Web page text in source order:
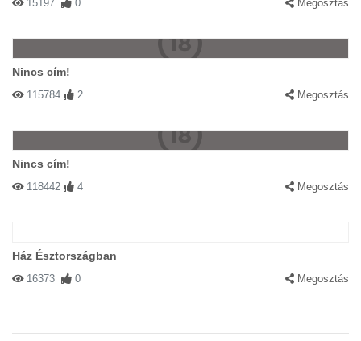
15197 0 Megosztás
Nincs cím!
115784 2 Megosztás
Nincs cím!
118442 4 Megosztás
Ház Észtországban
16373 0 Megosztás